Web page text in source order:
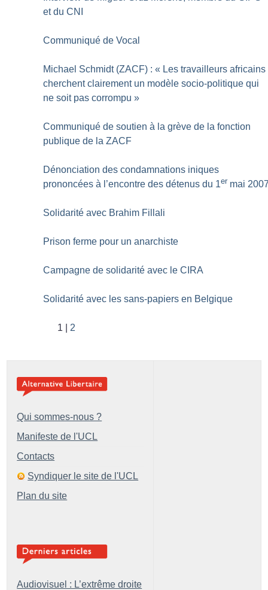
et du CNI
Communiqué de Vocal
Michael Schmidt (ZACF) : « Les travailleurs africains
cherchent clairement un modèle socio-politique qui
ne soit pas corrompu »
Communiqué de soutien à la grève de la fonction
publique de la ZACF
Dénonciation des condamnations iniques
prononcées à l’encontre des détenus du 1er mai
Solidarité avec Brahim Fillali
Prison ferme pour un anarchiste
Campagne de solidarité avec le CIRA
Solidarité avec les sans-papiers en Belgique
1 2
Qui sommes-nous ?
Manifeste de l'UCL
Contacts
Syndiquer le site de l'UCL
Plan du site
Audiovisuel : L’extrême droite